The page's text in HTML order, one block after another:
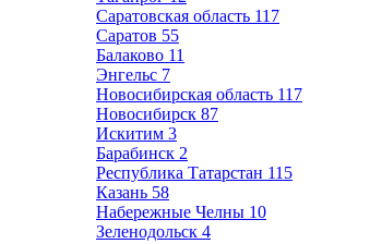
Саратовская область 117
Саратов 55
Балаково 11
Энгельс 7
Новосибирская область 117
Новосибирск 87
Искитим 3
Барабинск 2
Республика Татарстан 115
Казань 58
Набережные Челны 10
Зеленодольск 4